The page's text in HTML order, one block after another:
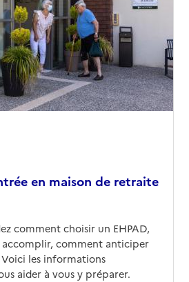
en maison de retraite
comment choisir un EHPAD,
accomplir, comment anticiper
les informations
aider à vous y préparer.